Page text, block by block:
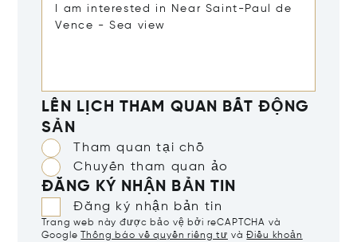
LÊN LỊCH THAM QUAN BẤT ĐỘNG
SẢN
Tham quan tại chỗ
Chuyến tham quan ảo
ĐĂNG KÝ NHẬN BẢN TIN
Đăng ký nhận bản tin
Trang web này được bảo vệ bởi reCAPTCHA và
Google
Thông báo về quyền riêng tư vàĐiều khoản